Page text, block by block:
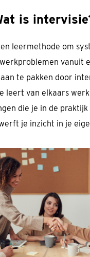
is
leermethode om
vanuit
te pakken door
leert van elkaars
die je in de
je inzicht in je